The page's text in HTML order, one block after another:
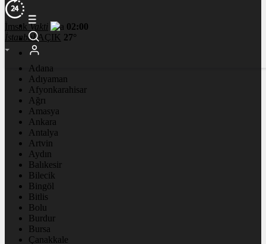
İmsakVakti
02:00
İstanbul AÇIK 27°
Adana
Adıyaman
Afyonkarahisar
Ağrı
Amasya
Ankara
Antalya
Artvin
Aydın
Balıkesir
Bilecik
Bingöl
Bitlis
Bolu
Burdur
Bursa
Çanakkale